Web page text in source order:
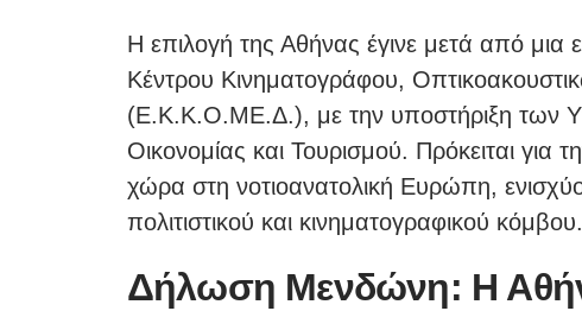
Η επιλογή της Αθήνας έγινε μετά από μια
Κέντρου Κινηματογράφου,
(Ε.Κ.Κ.Ο.ΜΕ.Δ.), με την υποστήριξη των
Οικονομίας και Τουρισμού. Πρόκειται
χώρα στη νοτιοανατολική Ευρώπη,
πολιτιστικού και κινηματογραφικού κόμβου.
Δήλωση Μενδώνη: Η